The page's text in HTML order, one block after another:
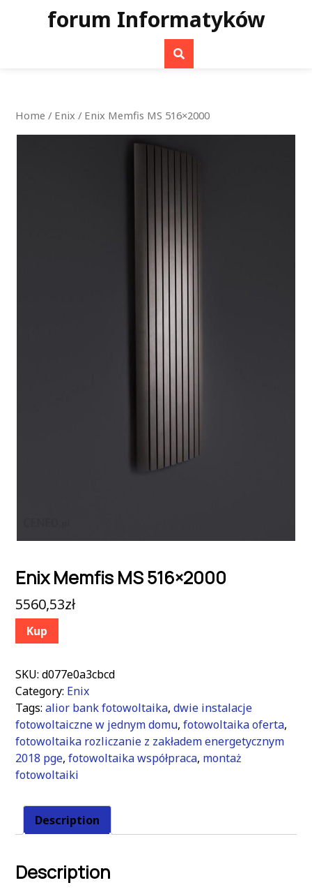
forum Informatyków
Home / Enix / Enix Memfis MS 516×2000
Enix Memfis MS 516×2000
5560,53zł
Kup
SKU: d077e0a3cbcd
Category: Enix
Tags: alior bank fotowoltaika, dwie instalacje
fotowoltaiczne w jednym domu, fotowoltaika oferta,
fotowoltaika rozliczanie z zakładem energetycznym
2018 pge, fotowoltaika współpraca, montaż
fotowoltaiki
Description
Description